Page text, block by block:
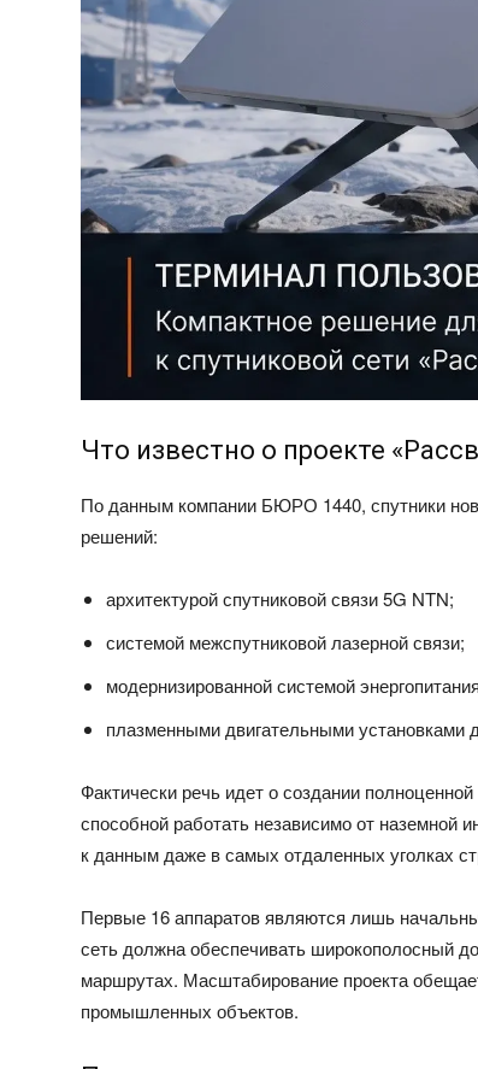
Что известно о проекте
По данным компании БЮРО 1440, спутники
решений:
архитектурой спутниковой связи 5G NTN;
системой межспутниковой лазерной связи;
модернизированной системой
плазменными двигательными установками
Фактически речь идет о создании
способной работать независимо от наземной
к данным даже в самых отдаленных уголках
Первые 16 аппаратов являются лишь
сеть должна обеспечивать широкополосный
маршрутах. Масштабирование проекта
промышленных объектов.